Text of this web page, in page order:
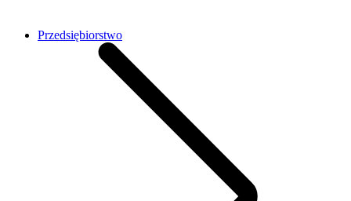
Przedsiębiorstwo